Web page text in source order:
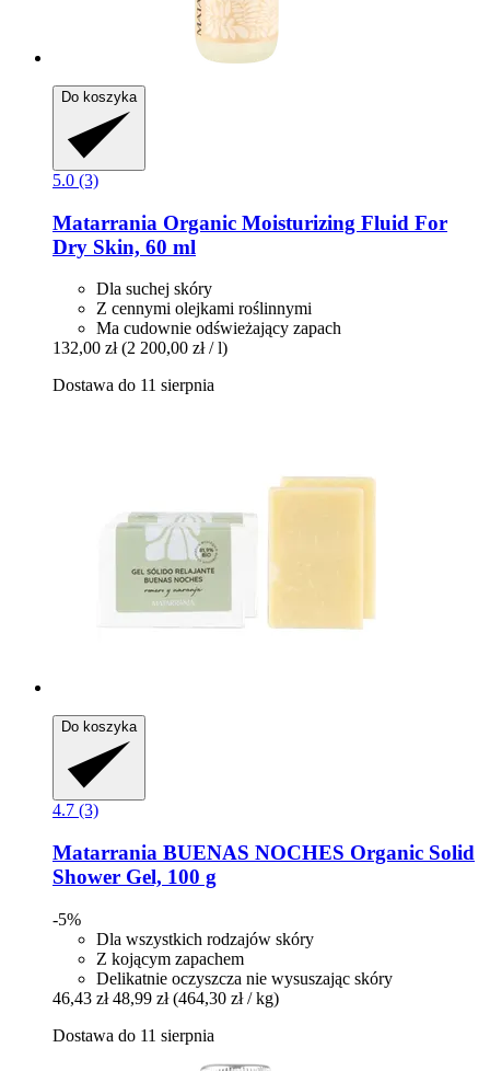
Do koszyka
5.0 (3)
Matarrania Organic Moisturizing Fluid For
Dry Skin, 60 ml
Dla suchej skóry
Z cennymi olejkami roślinnymi
Ma cudownie odświeżający zapach
132,00 zł (2 200,00 zł / l)
Dostawa do 11 sierpnia
Do koszyka
4.7 (3)
Matarrania BUENAS NOCHES Organic Solid
Shower Gel, 100 g
-5%
Dla wszystkich rodzajów skóry
Z kojącym zapachem
Delikatnie oczyszcza nie wysuszając skóry
46,43 zł 48,99 zł (464,30 zł / kg)
Dostawa do 11 sierpnia